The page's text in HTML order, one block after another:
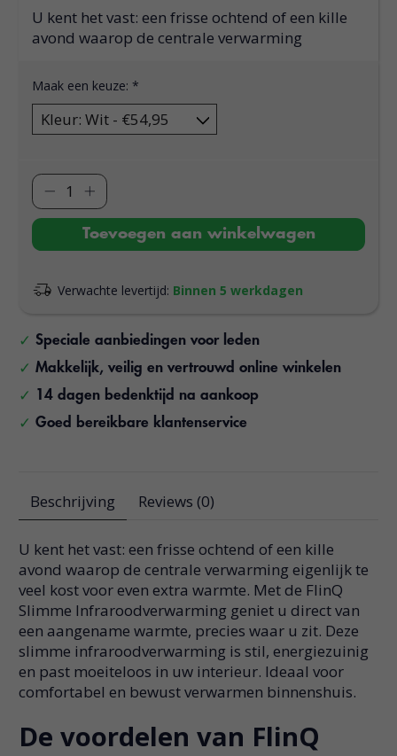
U kent het vast: een frisse ochtend of een kille
avond waarop de centrale verwarming
Maak een keuze:*
Toevoegen aan winkelwagen
Verwachte levertijd: Binnen 5 werkdagen
Speciale aanbiedingen voor leden
Makkelijk, veilig en vertrouwd online winkelen
14 dagen bedenktijd na aankoop
Goed bereikbare klantenservice
Beschrijving Reviews (0)
U kent het vast: een frisse ochtend of een kille
avond waarop de centrale verwarming eigenlijk te
veel kost voor even extra warmte. Met de FlinQ
Slimme Infraroodverwarming geniet u direct van
een aangename warmte, precies waar u zit. Deze
slimme infraroodverwarming is stil, energiezuinig
en past moeiteloos in uw interieur. Ideaal voor
comfortabel en bewust verwarmen binnenshuis.
De voordelen van FlinQ